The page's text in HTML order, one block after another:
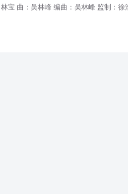
宝 曲：吴林峰 编曲：吴林峰 监制：徐